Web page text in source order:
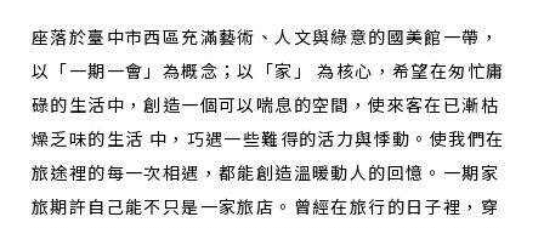
座落於臺中市西區充滿藝術、人文與綠意的國美館一帶，
以「一期一會」為概念；以「家」 為核心，希望在匆忙庸
碌的生活中，創造一個可以喘息的空間，使來客在已漸枯
燥乏味的生活 中，巧遇一些難得的活力與悸動。使我們在
旅途裡的每一次相遇，都能創造溫暖動人的回憶。一期家
旅期許自己能不只是一家旅店。曾經在旅行的日子裡，穿